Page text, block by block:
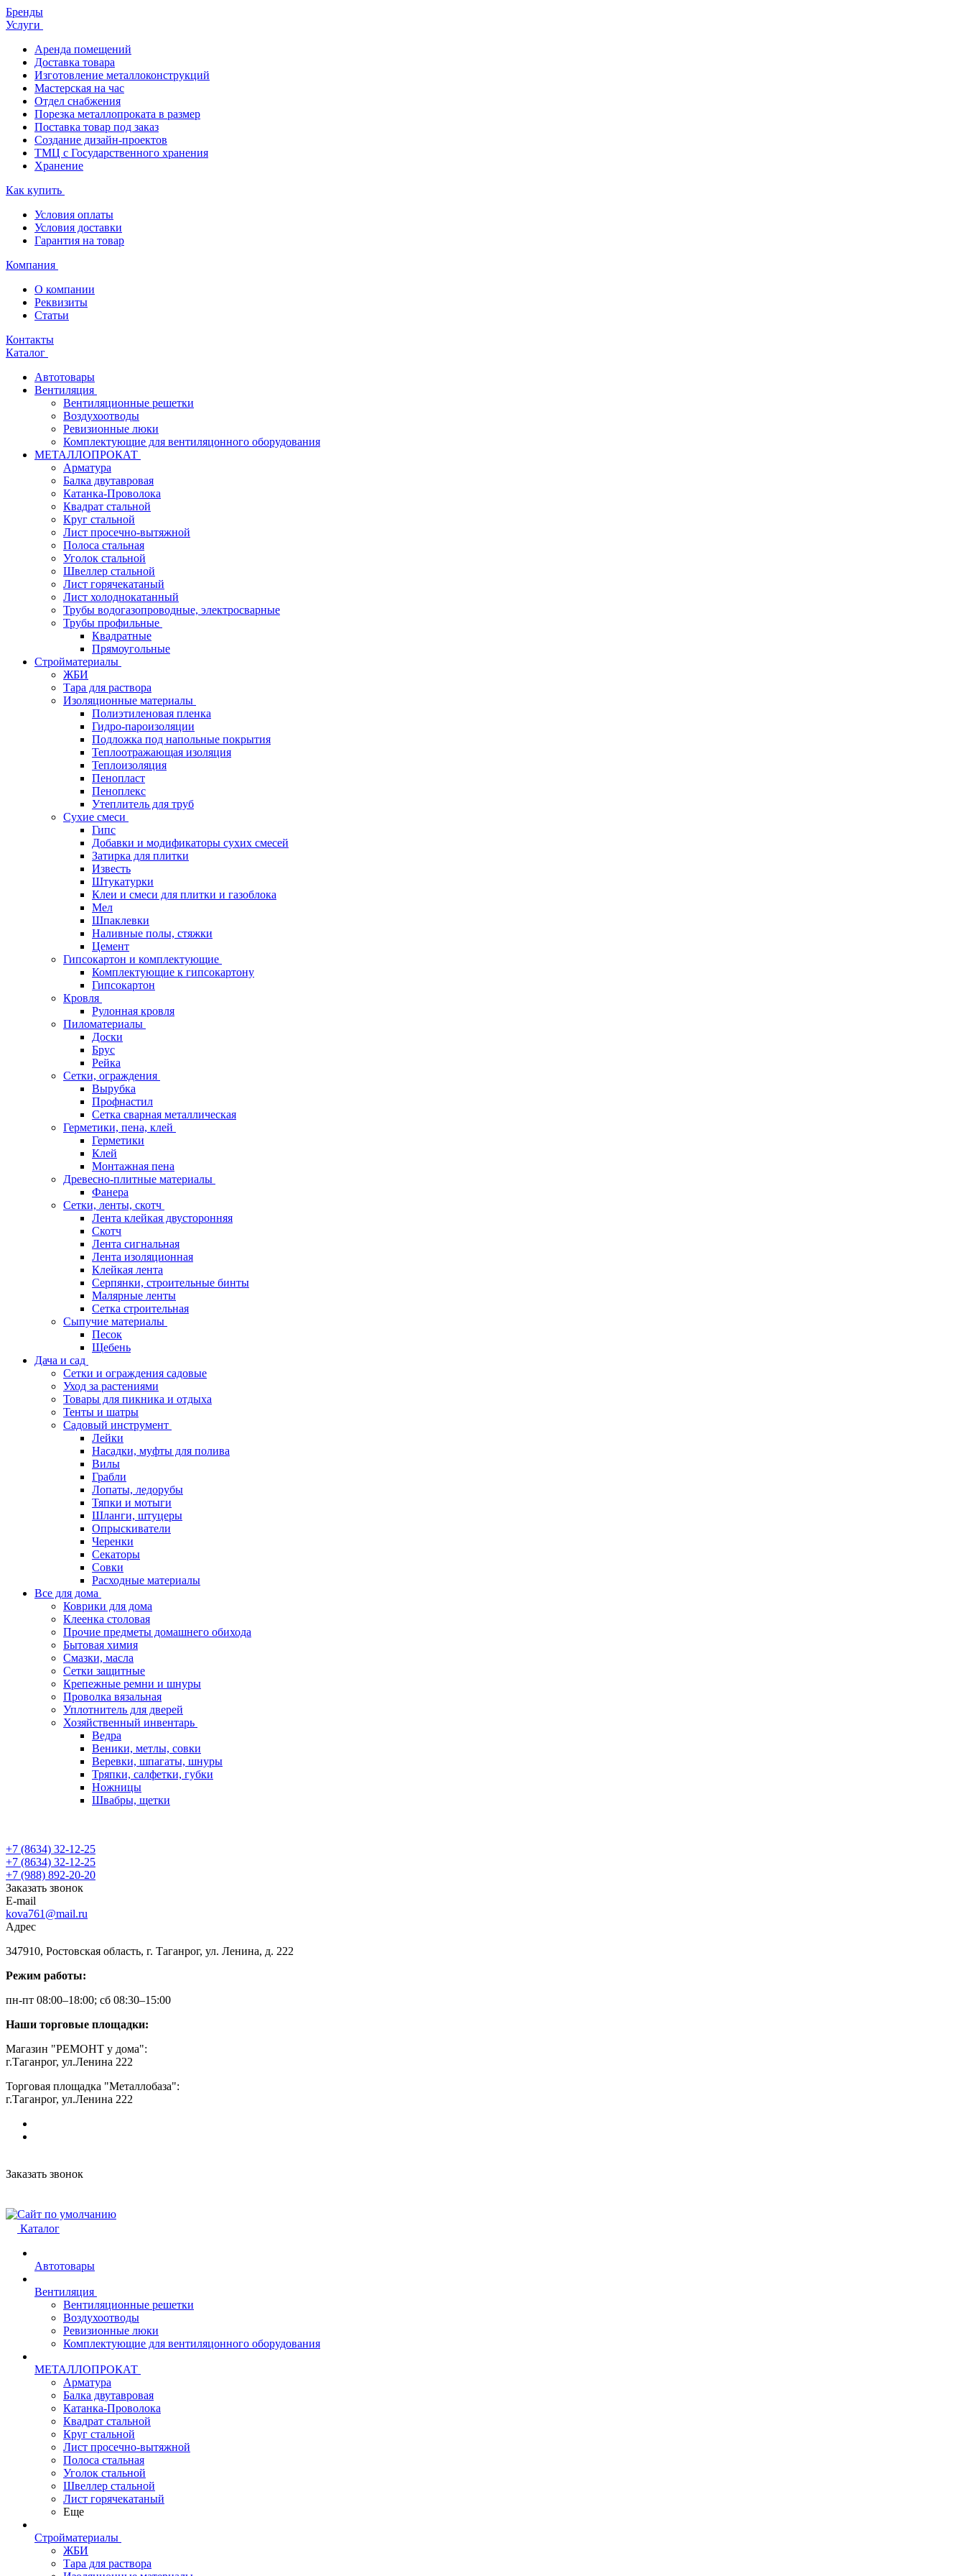
Бренды
Услуги
Аренда помещений
Доставка товара
Изготовление металлоконструкций
Мастерская на час
Отдел снабжения
Порезка металлопроката в размер
Поставка товар под заказ
Создание дизайн-проектов
ТМЦ с Государственного хранения
Хранение
Как купить
Условия оплаты
Условия доставки
Гарантия на товар
Компания
О компании
Реквизиты
Статьи
Контакты
Каталог
Автотовары
Вентиляция
Вентиляционные решетки
Воздухоотводы
Ревизионные люки
Комплектующие для вентиляцонного оборудования
МЕТАЛЛОПРОКАТ
Арматура
Балка двутавровая
Катанка-Проволока
Квадрат стальной
Круг стальной
Лист просечно-вытяжной
Полоса стальная
Уголок стальной
Швеллер стальной
Лист горячекатаный
Лист холоднокатанный
Трубы водогазопроводные, электросварные
Трубы профильные
Квадратные
Прямоугольные
Стройматериалы
ЖБИ
Тара для раствора
Изоляционные материалы
Полиэтиленовая пленка
Гидро-пароизоляции
Подложка под напольные покрытия
Теплоотражающая изоляция
Теплоизоляция
Пенопласт
Пеноплекс
Утеплитель для труб
Сухие смеси
Гипс
Добавки и модификаторы сухих смесей
Затирка для плитки
Известь
Штукатурки
Клеи и смеси для плитки и газоблока
Мел
Шпаклевки
Наливные полы, стяжки
Цемент
Гипсокартон и комплектующие
Комплектующие к гипсокартону
Гипсокартон
Кровля
Рулонная кровля
Пиломатериалы
Доски
Брус
Рейка
Сетки, ограждения
Вырубка
Профнастил
Сетка сварная металлическая
Герметики, пена, клей
Герметики
Клей
Монтажная пена
Древесно-плитные материалы
Фанера
Сетки, ленты, скотч
Лента клейкая двусторонняя
Скотч
Лента сигнальная
Лента изоляционная
Клейкая лента
Серпянки, строительные бинты
Малярные ленты
Сетка строительная
Сыпучие материалы
Песок
Щебень
Дача и сад
Сетки и ограждения садовые
Уход за растениями
Товары для пикника и отдыха
Тенты и шатры
Садовый инструмент
Лейки
Насадки, муфты для полива
Вилы
Грабли
Лопаты, ледорубы
Тяпки и мотыги
Шланги, штуцеры
Опрыскиватели
Черенки
Секаторы
Совки
Расходные материалы
Все для дома
Коврики для дома
Клеенка столовая
Прочие предметы домашнего обихода
Бытовая химия
Смазки, масла
Сетки защитные
Крепежные ремни и шнуры
Проволка вязальная
Уплотнитель для дверей
Хозяйственный инвентарь
Ведра
Веники, метлы, совки
Веревки, шпагаты, шнуры
Тряпки, салфетки, губки
Ножницы
Швабры, щетки
+7 (8634) 32-12-25
+7 (8634) 32-12-25
+7 (988) 892-20-20
Заказать звонок
E-mail
kova761@mail.ru
Адрес
347910, Ростовская область, г. Таганрог, ул. Ленина, д. 222
Режим работы:
пн-пт 08:00–18:00; сб 08:30–15:00
Наши торговые площадки:
Магазин "РЕМОНТ у дома":
г.Таганрог, ул.Ленина 222
Торговая площадка "Металлобаза":
г.Таганрог, ул.Ленина 222
Заказать звонок
Каталог
Автотовары
Вентиляция
Вентиляционные решетки
Воздухоотводы
Ревизионные люки
Комплектующие для вентиляцонного оборудования
МЕТАЛЛОПРОКАТ
Арматура
Балка двутавровая
Катанка-Проволока
Квадрат стальной
Круг стальной
Лист просечно-вытяжной
Полоса стальная
Уголок стальной
Швеллер стальной
Лист горячекатаный
Еще
Стройматериалы
ЖБИ
Тара для раствора